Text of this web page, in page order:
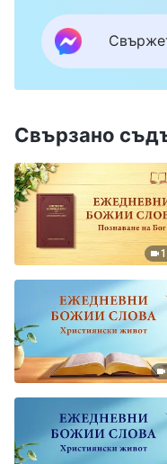
Свързано